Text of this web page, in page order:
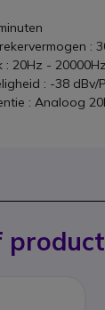
:
: 20Hz - 20000Hz
: -38
: Analoog
product